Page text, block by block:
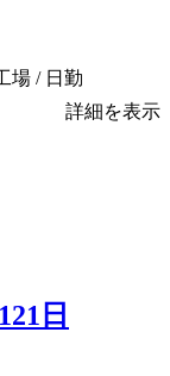
場 / 日勤
詳細を表示
日